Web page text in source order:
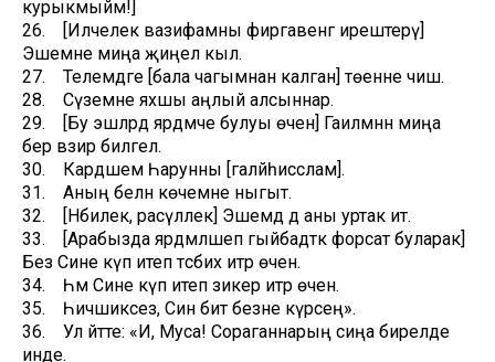
курыкмыйм!]
26. [Илчелек вазифамны фиргавенгә ирештерү]
Эшемне миңа җиңел кыл.
27. Телемдәге [бала чагымнан калган] төенне чиш.
28. Сүземне яхшы аңлый алсыннар.
29. [Бу эшләрдә ярдәмче булуы өчен] Гаиләмнән миңа
бер вәзир билгелә.
30. Кардәшем Һарунны [галәйһиссәлам].
31. Аның белән көчемне ныгыт.
32. [Нәбилек, расүллек] Эшемдә дә аны уртак ит.
33. [Арабызда ярдәмләшеп гыйбадәткә форсат буларак]
Без Сине күп итеп тәсбих итәр өчен.
34. Һәм Сине күп итеп зикер итәр өчен.
35. Һичшиксез, Син бит безне күрәсең».
36. Ул әйтте: «И, Муса! Сораганнарың сиңа бирелде
инде.